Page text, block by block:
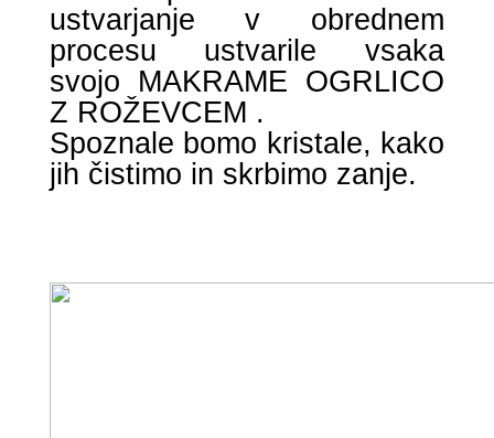
ustvarjanje v obrednem
procesu ustvarile vsaka
svojo MAKRAME OGRLICO
Z ROŽEVCEM .
Spoznale bomo kristale, kako
jih čistimo in skrbimo zanje.